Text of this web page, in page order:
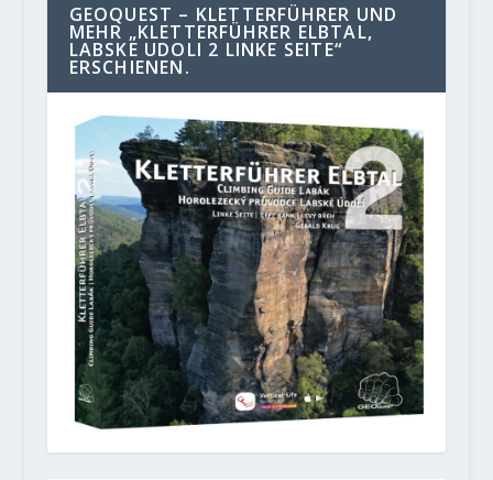
GEOQUEST – KLETTERFÜHRER UND
MEHR „KLETTERFÜHRER ELBTAL,
LABSKE UDOLI 2 LINKE SEITE“
ERSCHIENEN.